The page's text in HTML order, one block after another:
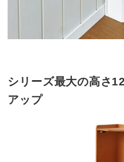
シリーズ最大の高さ
アップ